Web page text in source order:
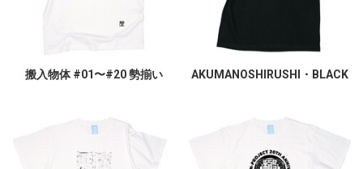
搬入物体 #01〜#20 勢揃い AKUMANOSHIRUSHI・BLACK